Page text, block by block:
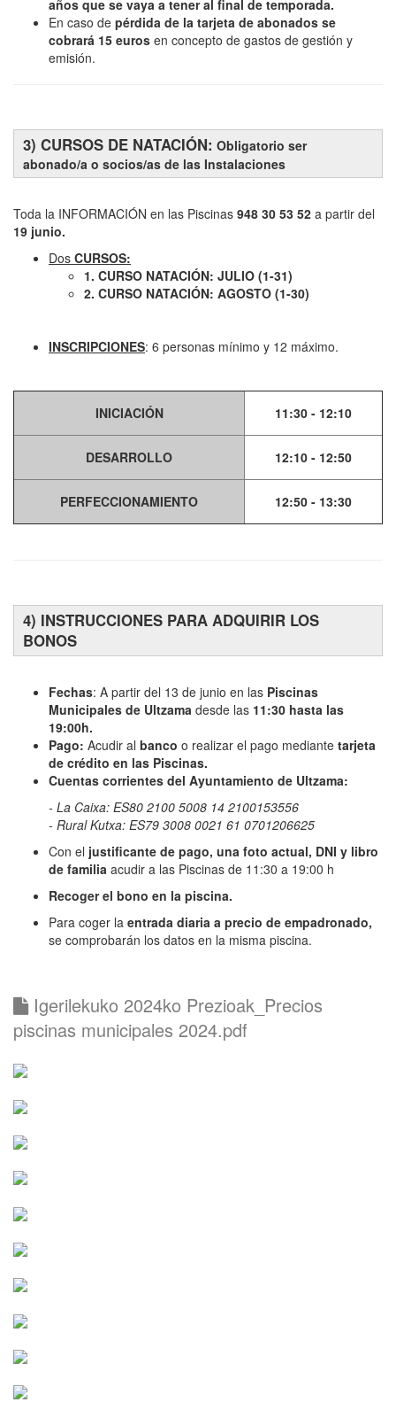
años que se vaya a tener al final de temporada.
En caso de pérdida de la tarjeta de abonados se
cobrará 15 euros en concepto de gastos de gestión y
emisión.
3) CURSOS DE NATACIÓN: Obligatorio ser
abonado/a o socios/as de las Instalaciones
Toda la INFORMACIÓN en las Piscinas 948 30 53 52 a partir del
19 junio.
Dos CURSOS:
1. CURSO NATACIÓN: JULIO (1-31)
2. CURSO NATACIÓN: AGOSTO (1-30)
INSCRIPCIONES: 6 personas mínimo y 12 máximo.
INICIACIÓN 11:30 - 12:10
DESARROLLO 12:10 - 12:50
PERFECCIONAMIENTO 12:50 - 13:30
4) INSTRUCCIONES PARA ADQUIRIR LOS
BONOS
Fechas: A partir del 13 de junio en las Piscinas
Municipales de Ultzama desde las 11:30 hasta las
19:00h.
Pago: Acudir al banco o realizar el pago mediante tarjeta
de crédito en las Piscinas.
Cuentas corrientes del Ayuntamiento de Ultzama:
- La Caixa: ES80 2100 5008 14 2100153556
- Rural Kutxa: ES79 3008 0021 61 0701206625
Con el justificante de pago, una foto actual, DNI y libro
de familia acudir a las Piscinas de 11:30 a 19:00 h
Recoger el bono en la piscina.
Para coger la entrada diaria a precio de empadronado,
se comprobarán los datos en la misma piscina.
Igerilekuko 2024ko Prezioak_Precios
piscinas municipales 2024.pdf